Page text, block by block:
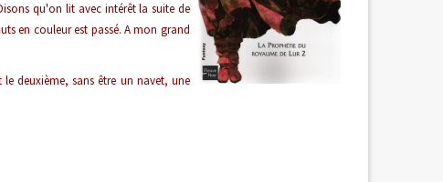
qu'on lit avec intérêt la suite de
en couleur est passé. A mon grand
deuxième, sans être un navet, une